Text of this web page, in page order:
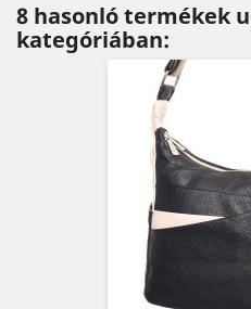
8 hasonló termékek
kategóriában: